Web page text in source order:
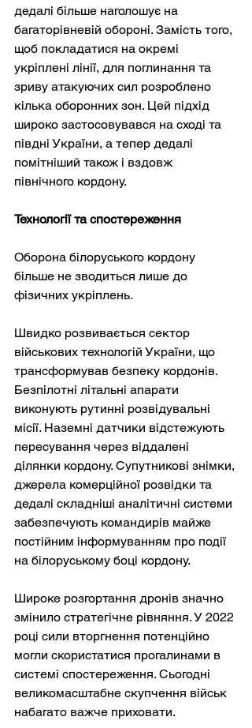
дедалі більше наголошує на
багаторівневій обороні. Замість того,
щоб покладатися на окремі
укріплені лінії, для поглинання та
зриву атакуючих сил розроблено
кілька оборонних зон. Цей підхід
широко застосовувався на сході та
півдні України, а тепер дедалі
помітніший також і вздовж
північного кордону.
Технології та спостереження
Оборона білоруського кордону
більше не зводиться лише до
фізичних укріплень.
Швидко розвивається сектор
військових технологій України, що
трансформував безпеку кордонів.
Безпілотні літальні апарати
виконують рутинні розвідувальні
місії. Наземні датчики відстежують
пересування через віддалені
ділянки кордону. Супутникові знімки,
джерела комерційної розвідки та
дедалі складніші аналітичні системи
забезпечують командирів майже
постійним інформуванням про події
на білоруському боці кордону.
Широке розгортання дронів значно
змінило стратегічне рівняння. У 2022
році сили вторгнення потенційно
могли скористатися прогалинами в
системі спостереження. Сьогодні
великомасштабне скупчення військ
набагато важче приховати.